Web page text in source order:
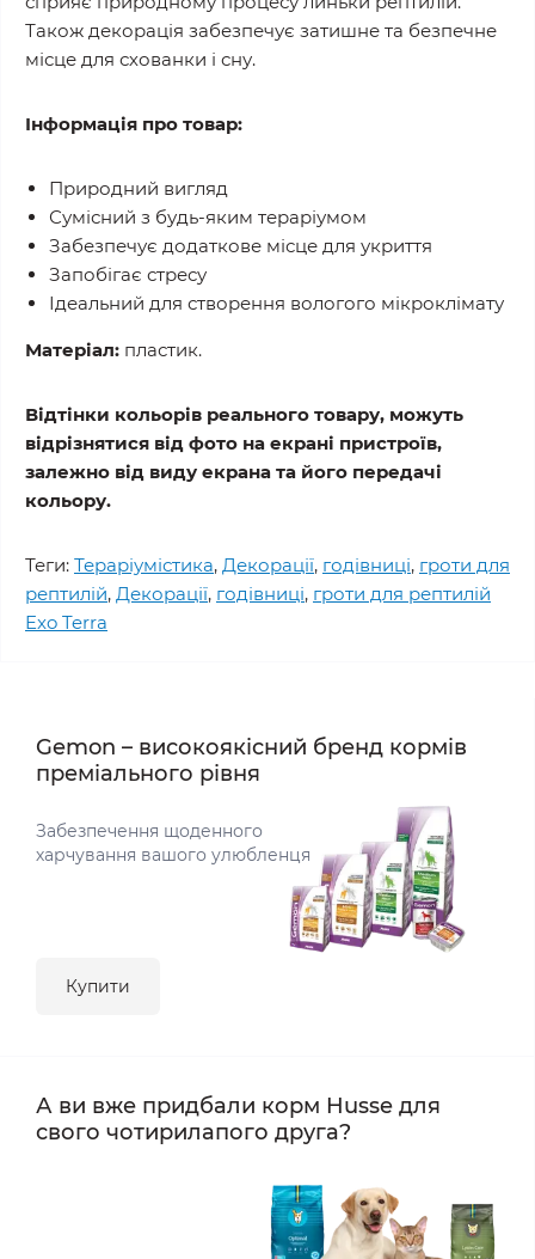
Також декорація забезпечує затишне та безпечне
місце для схованки і сну.
Інформація про товар:
Природний вигляд
Сумісний з будь-яким тераріумом
Забезпечує додаткове місце для укриття
Запобігає стресу
Ідеальний для створення вологого мікроклімату
Матеріал: пластик.
Відтінки кольорів реального товару, можуть
відрізнятися від фото на екрані пристроїв,
залежно від виду екрана та його передачі
кольору.
Теги: Тераріумістика, Декорації, годівниці, гроти для
рептилій, Декорації, годівниці, гроти для рептилій
Exo Terra
Gemon – високоякісний бренд кормів
преміального рівня
Забезпечення щоденного
харчування вашого улюбленця
Купити
А ви вже придбали корм Husse для
свого чотирилапого друга?